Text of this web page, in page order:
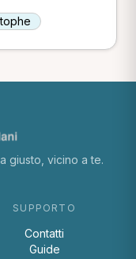
giusto, vicino a te.
SUPPORTO
Contatti
Guide